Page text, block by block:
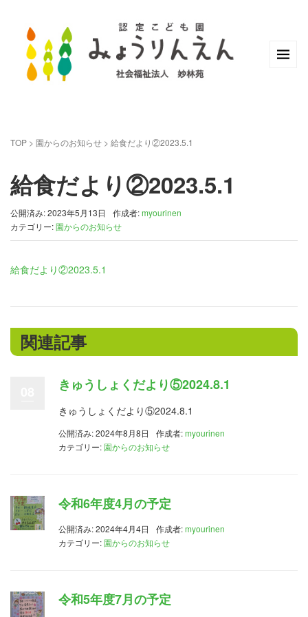
TOP > 園からのお知らせ > 給食だより②2023.5.1
給食だより②2023.5.1
公開済み: 2023年5月13日 作成者:myourinen
カテゴリー:園からのお知らせ
給食だより②2023.5.1
関連記事
きゅうしょくだより⑤2024.8.1
きゅうしょくだより⑤2024.8.1
公開済み: 2024年8月8日 作成者:myourinen
カテゴリー:園からのお知らせ
令和6年度4月の予定
公開済み: 2024年4月4日 作成者:myourinen
カテゴリー:園からのお知らせ
令和5年度7月の予定